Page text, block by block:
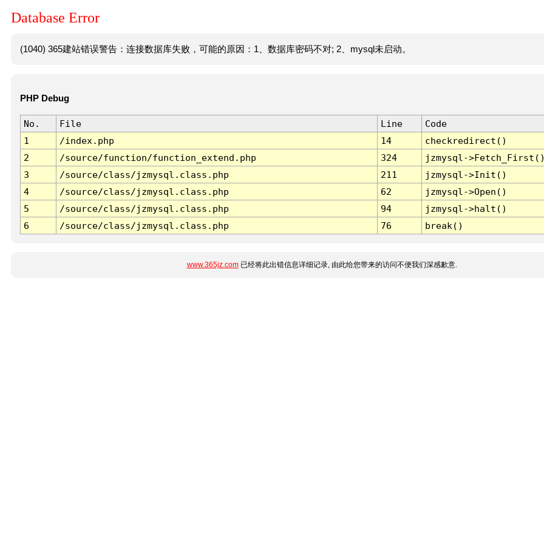
Database Error
(1040) 365建站错误警告：连接数据库失败，可能的原因：1、数据库密码不对; 2、mysql未启动。
PHP Debug
No. File Line
Code
1
/index.php 14
checkredirect()
2
/source/function/function_extend.php 324
jzmysql-
3
/source/class/jzmysql.class.php 211
jzmysql->Init()
4
/source/class/jzmysql.class.php 62
jzmysql->Open()
5
/source/class/jzmysql.class.php 94
jzmysql->halt()
6
/source/class/jzmysql.class.php 76 break()
www.365jz.com已经将此出错信息详细记录, 由此给您带来的访问不便我们深感歉意.